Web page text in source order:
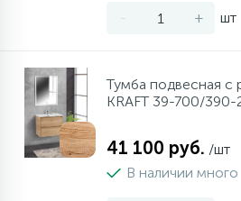
- + шт
Тумба подвесная с
KRAFT 39-700/
41 100 руб. /шт
В наличии много